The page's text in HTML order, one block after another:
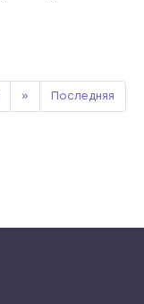
» Последняя